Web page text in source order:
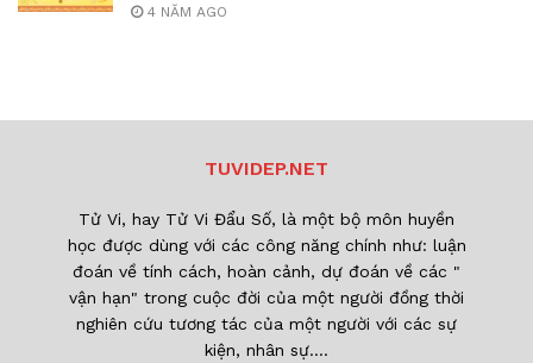
4 NĂM AGO
TUVIDEP.NET
Tử Vi, hay Tử Vi Đẩu Số, là một bộ môn huyền
học được dùng với các công năng chính như: luận
đoán về tính cách, hoàn cảnh, dự đoán về các "
vận hạn" trong cuộc đời của một người đồng thời
nghiên cứu tương tác của một người với các sự
kiện, nhân sự....